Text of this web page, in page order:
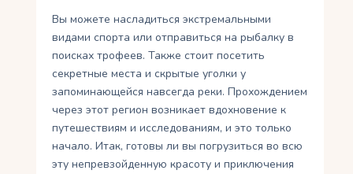
Вы можете насладиться экстремальными
видами спорта или отправиться на рыбалку в
поисках трофеев. Также стоит посетить
секретные места и скрытые уголки у
запоминающейся навсегда реки. Прохождением
через этот регион возникает вдохновение к
путешествиям и исследованиям, и это только
начало. Итак, готовы ли вы погрузиться во всю
эту непревзойденную красоту и приключения